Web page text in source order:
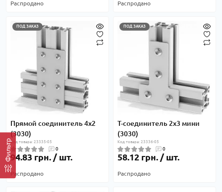
Фильтр
Распродано Распродано
ПОД ЗАКАЗ
Прямой соединитель 4х2
(3030)
Код товара: 23335-05
0
94.83 грн. / шт.
Распродано
ПОД ЗАКАЗ
Т-соединитель 2х3 мини
(3030)
Код товара: 23336-05
0
58.12 грн. / шт.
Распродано